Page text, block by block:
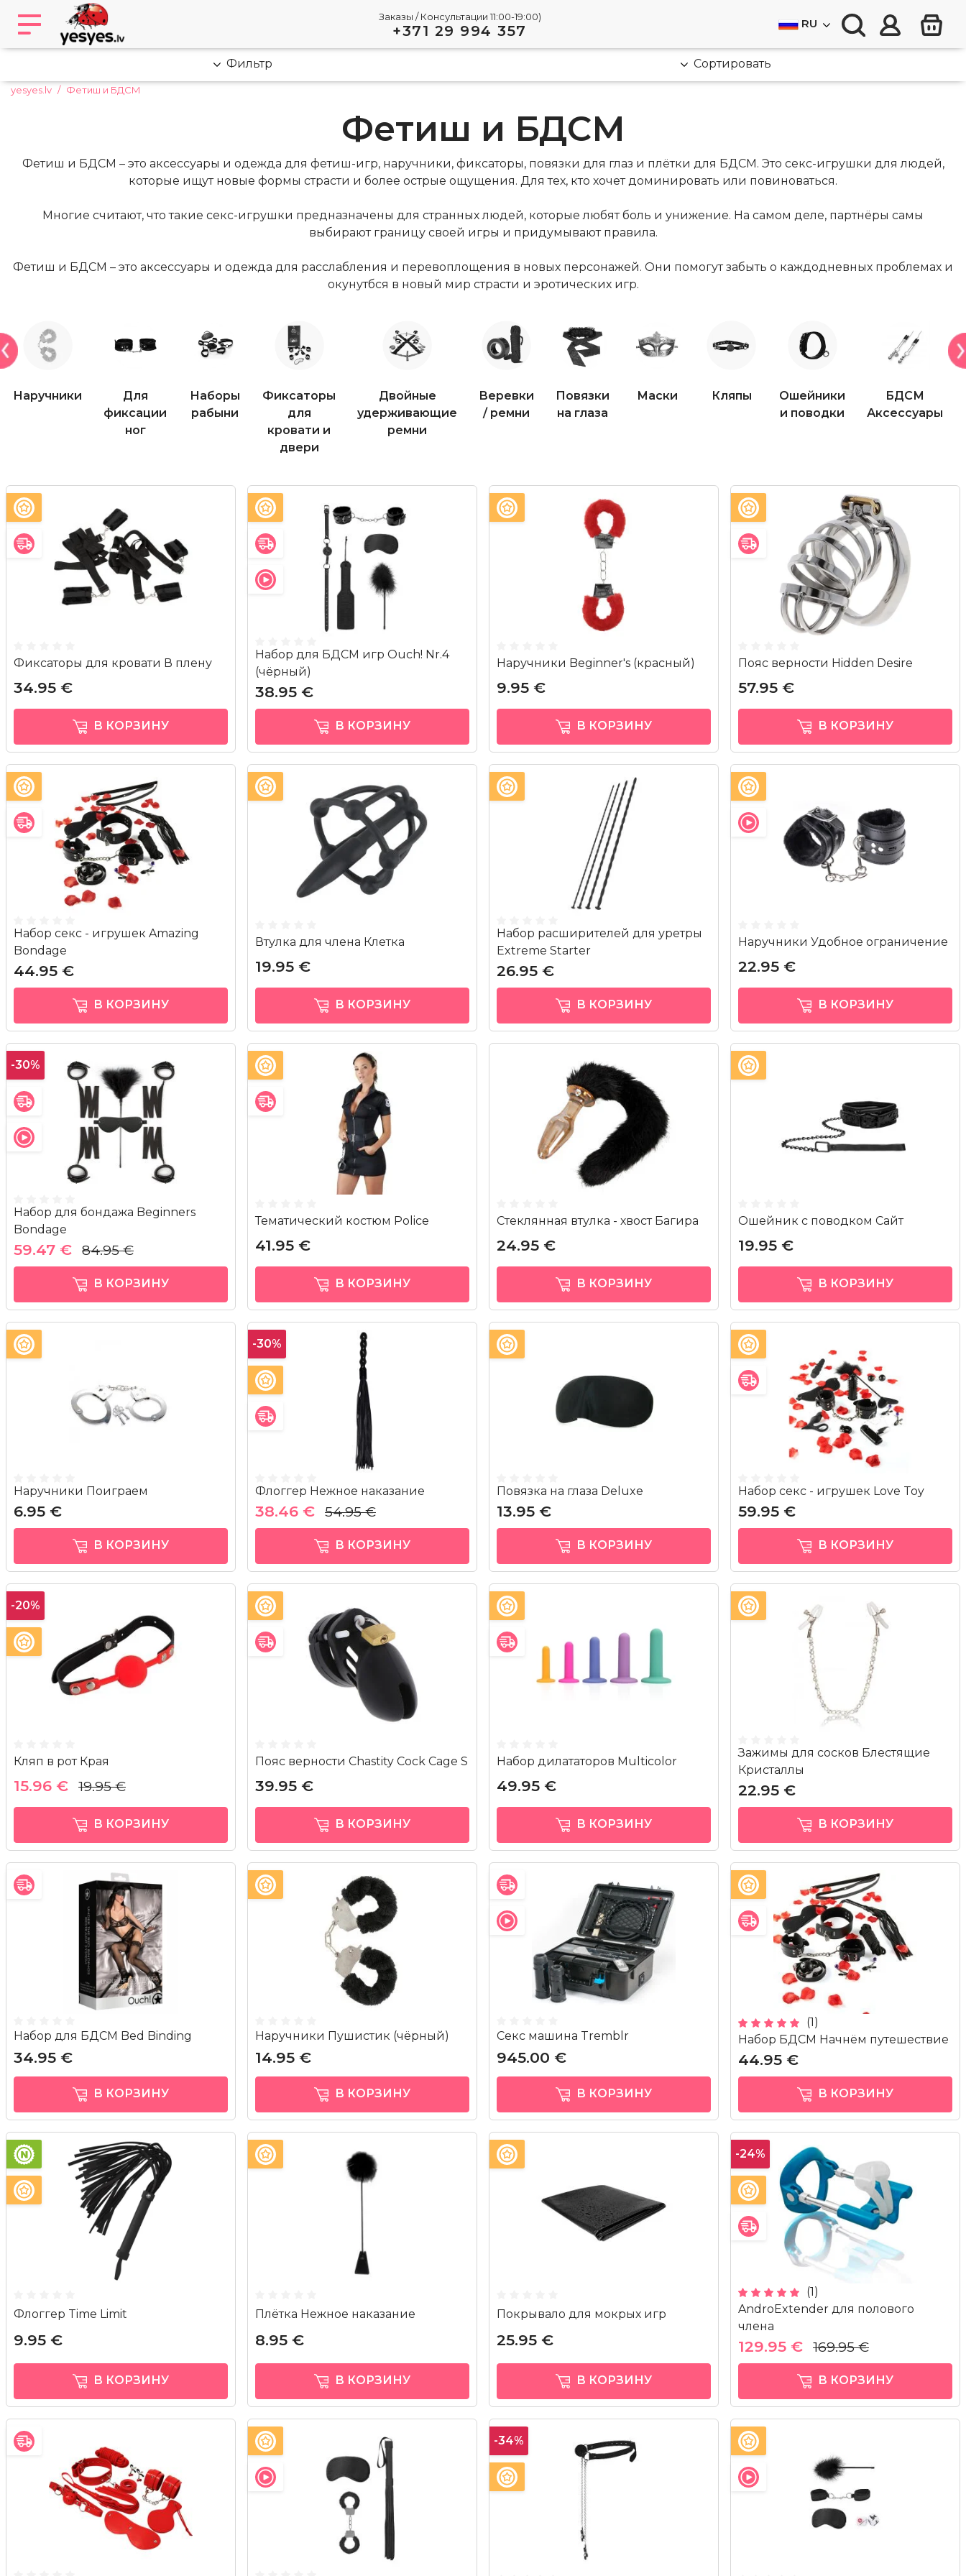
Заказы / Консультации 11:00-19:00)
+371 29 994 357 RU
yesyes.lv Фетиш и БДСМ
Фильтр Сортировать
Фетиш и БДСМ
Фетиш и БДСМ – это аксессуары и одежда для фетиш-игр, наручники, фиксаторы, повязки для глаз и плётки для БДСМ. Это секс-игрушки для людей,
которые ищут новые формы страсти и более острые ощущения. Для тех, кто хочет доминировать или повиноваться.
Многие считают, что такие секс-игрушки предназначены для странных людей, которые любят боль и унижение. На самом деле, партнёры самы
выбирают границу своей игры и придумывают правила.
Фетиш и БДСМ – это аксессуары и одежда для расслабления и перевоплощения в новых персонажей. Они помогут забыть о каждодневных проблемах и
окунутбся в новый мир страсти и эротических игр.
Наручники
Для
фиксации
ног
Наборы
рабыни
Фиксаторы
для
кровати и
двери
Двойные
удерживающие
ремни
Веревки
/ ремни
Повязки
на глаза
Маски Кляпы
Ошейники
и поводки
БДСМ
Аксессуары
Фиксаторы для кровати В плену
34.95 €
В КОРЗИНУ
Набор для БДСМ игр Ouch! Nr.4
(чёрный)
38.95 €
В КОРЗИНУ
Наручники Beginner's (красный)
9.95 €
В КОРЗИНУ
Пояс верности Hidden Desire
57.95 €
В КОРЗИНУ
Набор секс - игрушек Amazing
Bondage
44.95 €
В КОРЗИНУ
Втулка для члена Клетка
19.95 €
В КОРЗИНУ
Набор расширителей для уретры
Extreme Starter
26.95 €
В КОРЗИНУ
Наручники Удобное ограничение
22.95 €
В КОРЗИНУ
-30%
Набор для бондажа Beginners
Bondage
59.47 € 84.95 €
В КОРЗИНУ
Тематический костюм Police
41.95 €
В КОРЗИНУ
Стеклянная втулка - хвост Багира
24.95 €
В КОРЗИНУ
Ошейник с поводком Сайт
19.95 €
В КОРЗИНУ
Наручники Поиграем
6.95 €
В КОРЗИНУ
-30%
Флоггер Нежное наказание
38.46 € 54.95 €
В КОРЗИНУ
Повязка на глаза Deluxe
13.95 €
В КОРЗИНУ
Набор секс - игрушек Love Toy
59.95 €
В КОРЗИНУ
-20%
Кляп в рот Края
15.96 € 19.95 €
В КОРЗИНУ
Пояс верности Chastity Cock Cage S
39.95 €
В КОРЗИНУ
Набор дилататоров Multicolor
49.95 €
В КОРЗИНУ
Зажимы для сосков Блестящие
Кристаллы
22.95 €
В КОРЗИНУ
Набор для БДСМ Bed Binding
34.95 €
В КОРЗИНУ
Наручники Пушистик (чёрный)
14.95 €
В КОРЗИНУ
Секс машина Tremblr
945.00 €
В КОРЗИНУ
(1)
Набор БДСМ Начнём путешествие
44.95 €
В КОРЗИНУ
Флоггер Time Limit
9.95 €
В КОРЗИНУ
Плётка Нежное наказание
8.95 €
В КОРЗИНУ
Покрывало для мокрых игр
25.95 €
В КОРЗИНУ
-24%
(1)
AndroExtender для полового
члена
129.95 € 169.95 €
В КОРЗИНУ
-34%